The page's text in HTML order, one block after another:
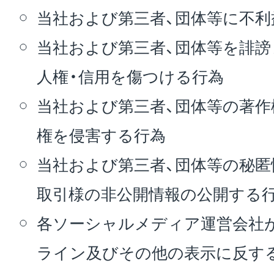
当社および第三者、団体等に不
当社および第三者、団体等を誹
人権・信用を傷つける行為
当社および第三者、団体等の著
権を侵害する行為
当社および第三者、団体等の秘
取引様の非公開情報の公開する
各ソーシャルメディア運営会社
ライン及びその他の表示に反す